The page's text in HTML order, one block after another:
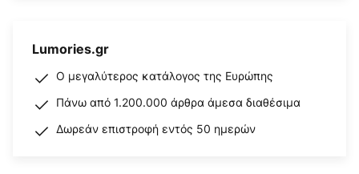
Lumories.gr
Ο μεγαλύτερος κατάλογος της Ευρώπης
Πάνω από 1.200.000 άρθρα άμεσα διαθέσιμα
Δωρεάν επιστροφή εντός 50 ημερών